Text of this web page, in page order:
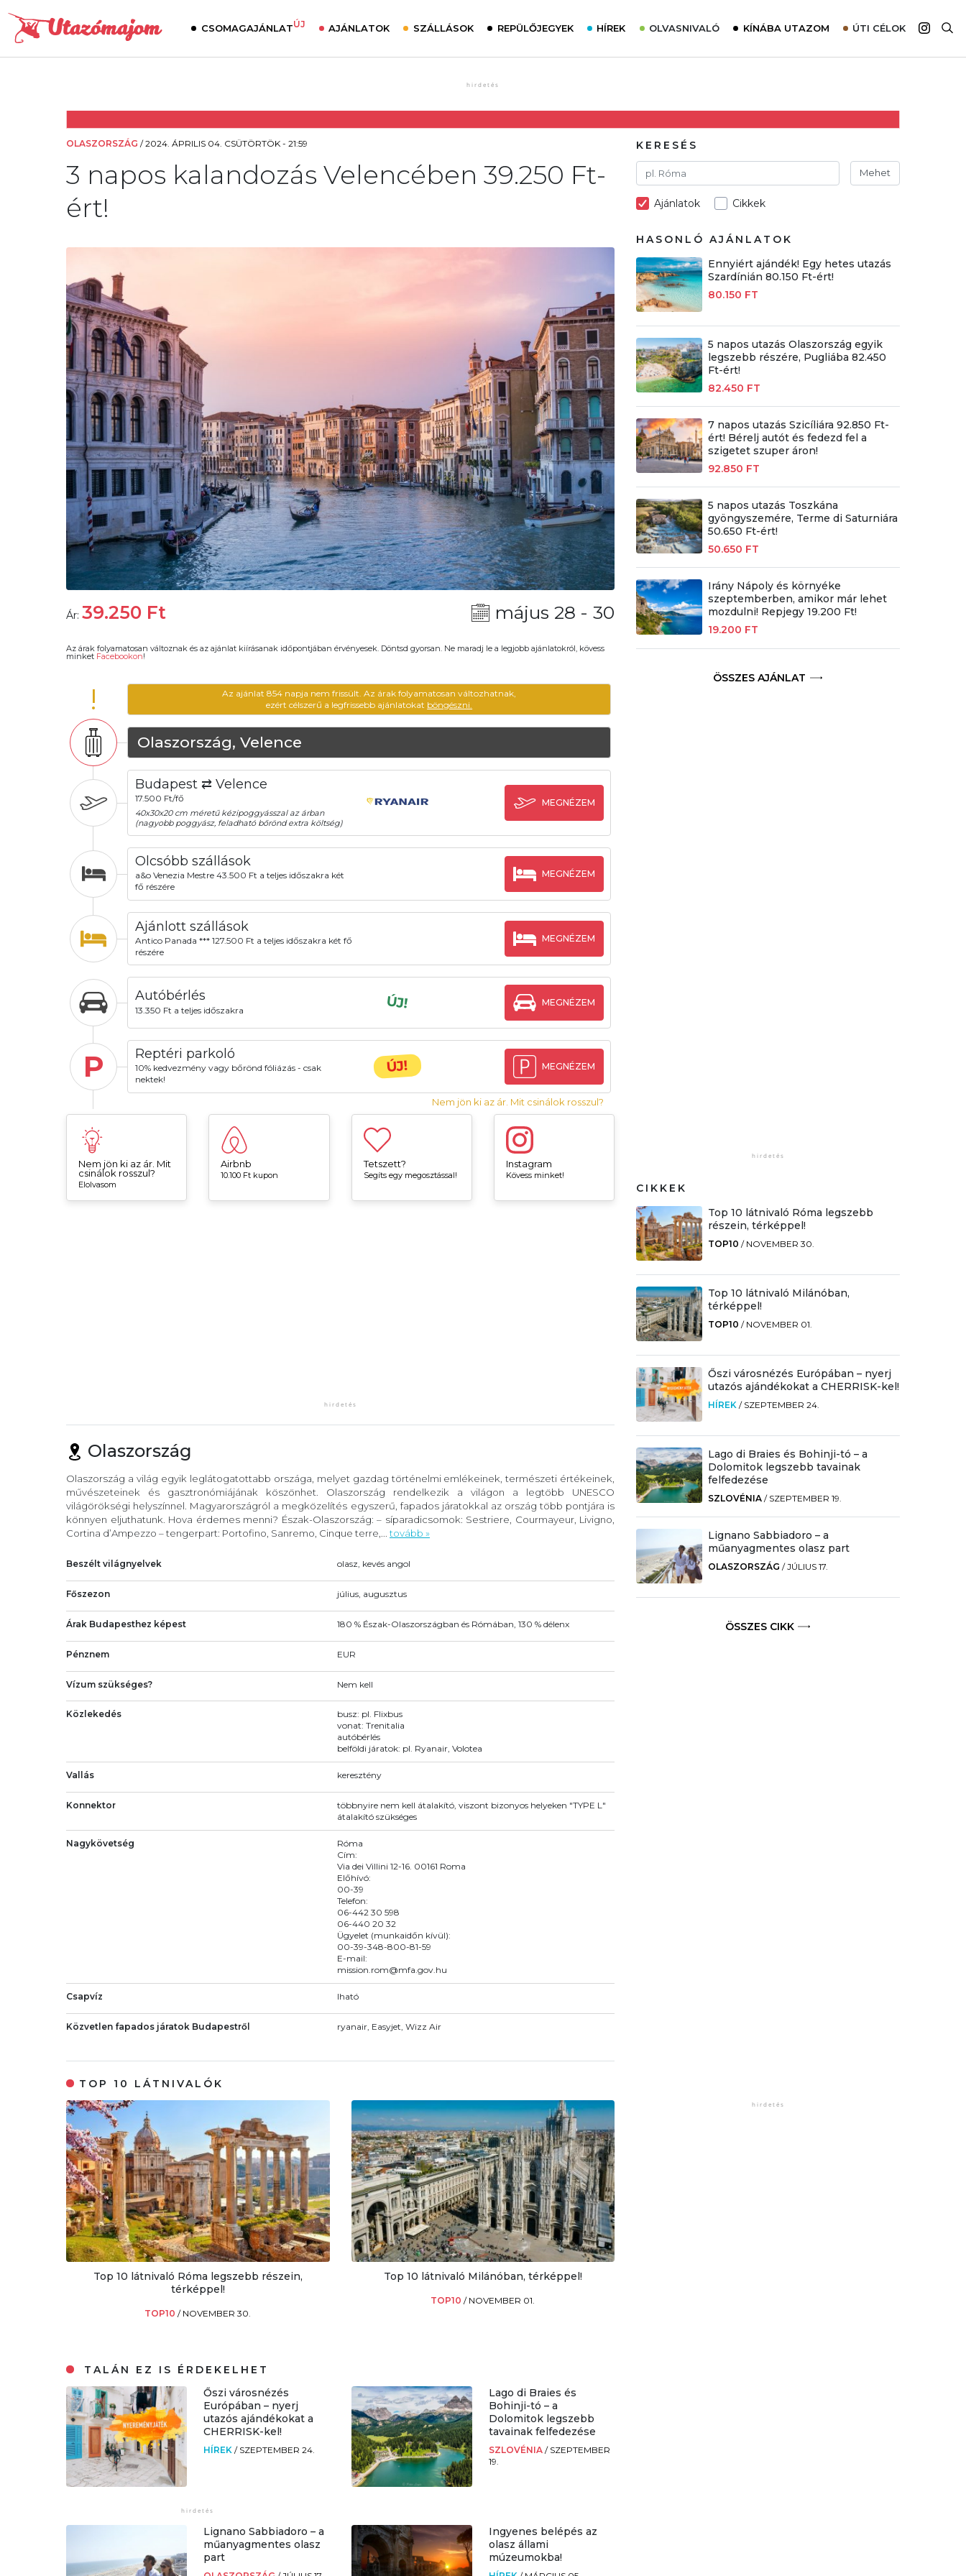
CSOMAGAJÁNLATÚJ AJÁNLATOK SZÁLLÁSOK REPÜLŐJEGYEK HÍREK OLVASNIVALÓ
Utazómajom – CitySIM kártya a világutazóknak
Élménybeszámolók
Szállodalátogatás
Sajtómegjelenések
KÍNÁBA UTAZOM ÚTI CÉLOK
Afrika
OLASZORSZÁG /2024. ÁPRILIS 04. CSÜTÖRTÖK - 21:59
3 napos kalandozás Velencében 39.250 Ft-
ért!
Ár: 39.250 Ft május 28 - 30
Az árak folyamatosan változnak és az ajánlat kiírásanak időpontjában érvényesek. Döntsd gyorsan. Ne maradj le a legjobb ajánlatokról, kövess
minket Facebookon!
!
Az ajánlat 854 napja nem frissült. Az árak folyamatosan változhatnak,
ezért célszerű a legfrissebb ajánlatokat böngészni.
Olaszország, Velence
Budapest ⇄ Velence
17.500 Ft/fő
40x30x20 cm méretű kézipoggyásszal az árban
(nagyobb poggyász, feladható bőrönd extra költség)
MEGNÉZEM
Olcsóbb szállások
a&o Venezia Mestre 43.500 Ft a teljes időszakra két
fő részére
MEGNÉZEM
Ajánlott szállások
Antico Panada *** 127.500 Ft a teljes időszakra két fő
részére
MEGNÉZEM
Autóbérlés
13.350 Ft a teljes időszakra ÚJ! MEGNÉZEM
P Reptéri parkoló
10% kedvezmény vagy bőrönd fóliázás - csak
nektek!
ÚJ! MEGNÉZEM
Nem jön ki az ár. Mit csinálok rosszul?
Nem jön ki az ár. Mit
csinálok rosszul?
Elolvasom
Airbnb
10.100 Ft kupon
Tetszett?
Segíts egy megosztással!
Instagram
Kövess minket!
Olaszország
Olaszország a világ egyik leglátogatottabb országa, melyet gazdag történelmi emlékeinek, természeti értékeinek,
művészeteinek és gasztronómiájának köszönhet. Olaszország rendelkezik a világon a legtöbb UNESCO
világörökségi helyszínnel. Magyarországról a megközelítés egyszerű, fapados járatokkal az ország több pontjára is
könnyen eljuthatunk. Hova érdemes menni? Észak-Olaszország: – síparadicsomok: Sestriere, Courmayeur, Livigno,
Cortina d’Ampezzo – tengerpart: Portofino, Sanremo, Cinque terre,... tovább »
Beszélt világnyelvek olasz, kevés angol
Főszezon július, augusztus
Árak Budapesthez képest 180 % Észak-Olaszországban és Rómában, 130 % délenx
Pénznem EUR
Vízum szükséges? Nem kell
Közlekedés
busz: pl. Flixbus
vonat: Trenitalia
autóbérlés
belföldi járatok: pl. Ryanair, Volotea
Vallás keresztény
Konnektor
többnyire nem kell átalakító, viszont bizonyos helyeken "TYPE L"
átalakító szükséges
Nagykövetség
Róma
Cím:
Via dei Villini 12-16. 00161 Roma
Előhívó:
00-39
Telefon:
06-442 30 598
06-440 20 32
Ügyelet (munkaidőn kívül):
00-39-348-800-81-59
E-mail:
mission.rom@mfa.gov.hu
Csapvíz Iható
Közvetlen fapados járatok Budapestről ryanair, Easyjet, Wizz Air
TOP 10 LÁTNIVALÓK
Top 10 látnivaló Róma legszebb részein,
térképpel!
TOP10/ NOVEMBER 30.
Top 10 látnivaló Milánóban, térképpel!
TOP10/ NOVEMBER 01.
TALÁN EZ IS ÉRDEKELHET
Őszi városnézés
Európában – nyerj
utazós ajándékokat a
CHERRISK-kel!
HÍREK/ SZEPTEMBER 24.
Lago di Braies és
Bohinji-tó – a
Dolomitok legszebb
tavainak felfedezése
SZLOVÉNIA / SZEPTEMBER
19.
Lignano Sabbiadoro – a
műanyagmentes olasz
part
Ingyenes belépés az
olasz állami
múzeumokba!
KERESÉS
Mehet
Ajánlatok Cikkek
HASONLÓ AJÁNLATOK
Ennyiért ajándék! Egy hetes utazás
Szardínián 80.150 Ft-ért!
80.150 FT
5 napos utazás Olaszország egyik
legszebb részére, Pugliába 82.450
Ft-ért!
82.450 FT
7 napos utazás Szicíliára 92.850 Ft-
ért! Bérelj autót és fedezd fel a
szigetet szuper áron!
92.850 FT
5 napos utazás Toszkána
gyöngyszemére, Terme di Saturniára
50.650 Ft-ért!
50.650 FT
Irány Nápoly és környéke
szeptemberben, amikor már lehet
mozdulni! Repjegy 19.200 Ft!
19.200 FT
ÖSSZES AJÁNLAT
CIKKEK
Top 10 látnivaló Róma legszebb
részein, térképpel!
TOP10 / NOVEMBER 30.
Top 10 látnivaló Milánóban,
térképpel!
TOP10 / NOVEMBER 01.
Őszi városnézés Európában – nyerj
utazós ajándékokat a CHERRISK-kel!
HÍREK / SZEPTEMBER 24.
Lago di Braies és Bohinji-tó – a
Dolomitok legszebb tavainak
felfedezése
SZLOVÉNIA / SZEPTEMBER 19.
Lignano Sabbiadoro – a
műanyagmentes olasz part
OLASZORSZÁG /JÚLIUS 17.
ÖSSZES CIKK